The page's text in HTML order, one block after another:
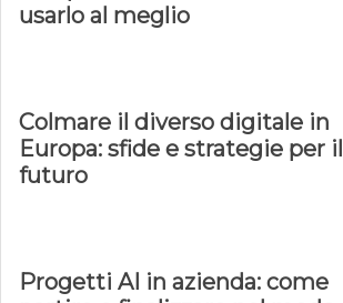
usarlo al meglio
Colmare il diverso digitale in
Europa: sfide e strategie per il
futuro
Progetti AI in azienda: come